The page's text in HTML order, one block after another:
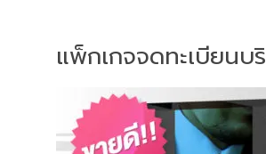
แพ็กเกจจดทะเบียนบ